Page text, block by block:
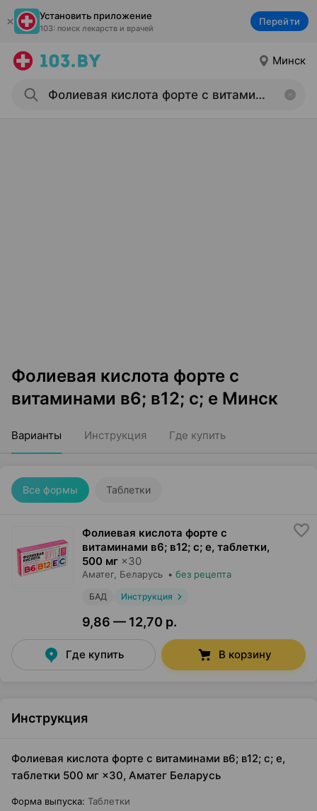
Установить приложение
103: поиск лекарств и врачей
Перейти
Минск
Фолиевая кислота форте с
витаминами в6; в12; с; е Минск
Варианты Инструкция Где купить
Все формы Таблетки
Фолиевая кислота форте с
витаминами в6; в12; с; е, таблетки,
500 мг ×30
Аматег, Беларусь • без рецепта
БАД Инструкция
9,86 — 12,70 р.
Где купить В корзину
Инструкция
Фолиевая кислота форте с витаминами в6; в12; с; е,
таблетки 500 мг ×30, Аматег Беларусь
Форма выпуска: Таблетки